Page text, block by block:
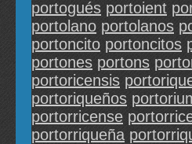
portogués portoient
portolano portolanos
portoncito portoncitos
portones portons
portoricensis
portoriqueños
portorricense
portorriqueña